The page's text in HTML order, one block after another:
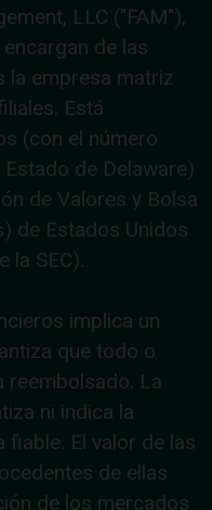
LLC ("FAM"),
de las
la empresa matriz
Está
(con el número
de Delaware)
de Valores y Bolsa
de Estados Unidos
la SEC).
implica un
que todo o
reembolsado. La
ni indica la
El valor de las
de ellas
de los mercados